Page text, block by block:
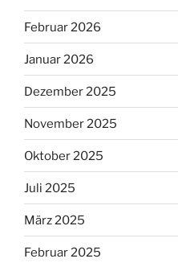
Februar 2026
Januar 2026
Dezember 2025
November 2025
Oktober 2025
Juli 2025
März 2025
Februar 2025